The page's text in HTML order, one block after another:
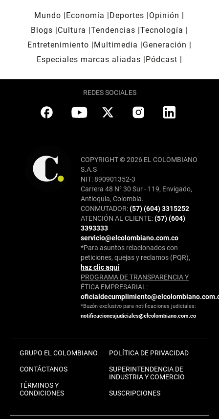
Mundo Economía Deportes
Opinión
Blogs
Cultura Tendencias Tecnología
Entretenimiento
Multimedia
Generación
Especiales marcas aliadas
Pódcast
REDES SOCIALES
COPYRIGHT © 2026 EL COLOMBIANO
S.A.S
NIT: 890901352-3
Carrera 48 N° 30 Sur - 119, Envigado,
Antioquia, Colombia.
CONMUTADOR:(57) (604) 3315252
ATENCIÓN AL CLIENTE:(57) (604)
3393333
servicio@elcolombiano.com.co
*Para asuntos relacionados con
peticiones, quejas y reclamos (PQR),
haz clic aquí
PROGRAMA DE TRANSPARENCIA Y
ÉTICA EMPRESARIAL:
*Buzón exclusivo para notificaciones judiciales:
notificacionesjudiciales@elcolombiano.com.co
GRUPO EL COLOMBIANO
CONTÁCTANOS
TÉRMINOS Y
CONDICIONES
POLÍTICA DE PRIVACIDAD
SUPERINTENDENCIA DE
INDUSTRIA Y COMERCIO
SUSCRIPCIONES